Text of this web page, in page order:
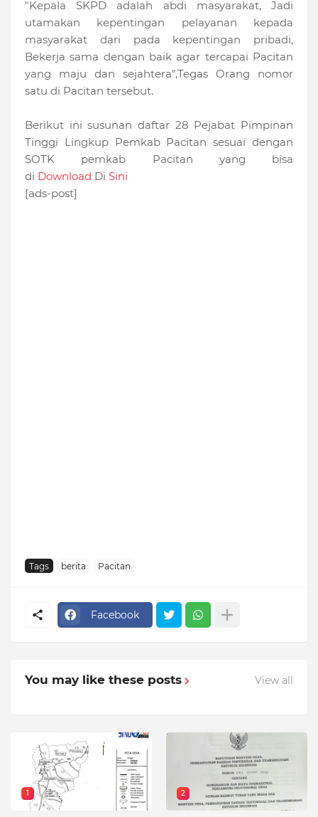
"Kepala SKPD adalah abdi masyarakat, Jadi
utamakan kepentingan pelayanan kepada
masyarakat dari pada kepentingan pribadi,
Bekerja sama dengan baik agar tercapai Pacitan
yang maju dan sejahtera",Tegas Orang nomor
satu di Pacitan tersebut.
Berikut ini susunan daftar 28 Pejabat Pimpinan
Tinggi Lingkup Pemkab Pacitan sesuai dengan
SOTK pemkab Pacitan yang bisa
di Download Di Sini
[ads-post]
Tags berita Pacitan
Facebook
You may like these posts View all
1 2